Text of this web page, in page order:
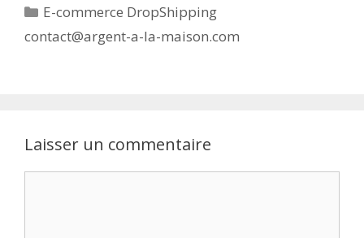
Catégories
E-commerce DropShipping
contact@argent-a-la-maison.com
Laisser un commentaire